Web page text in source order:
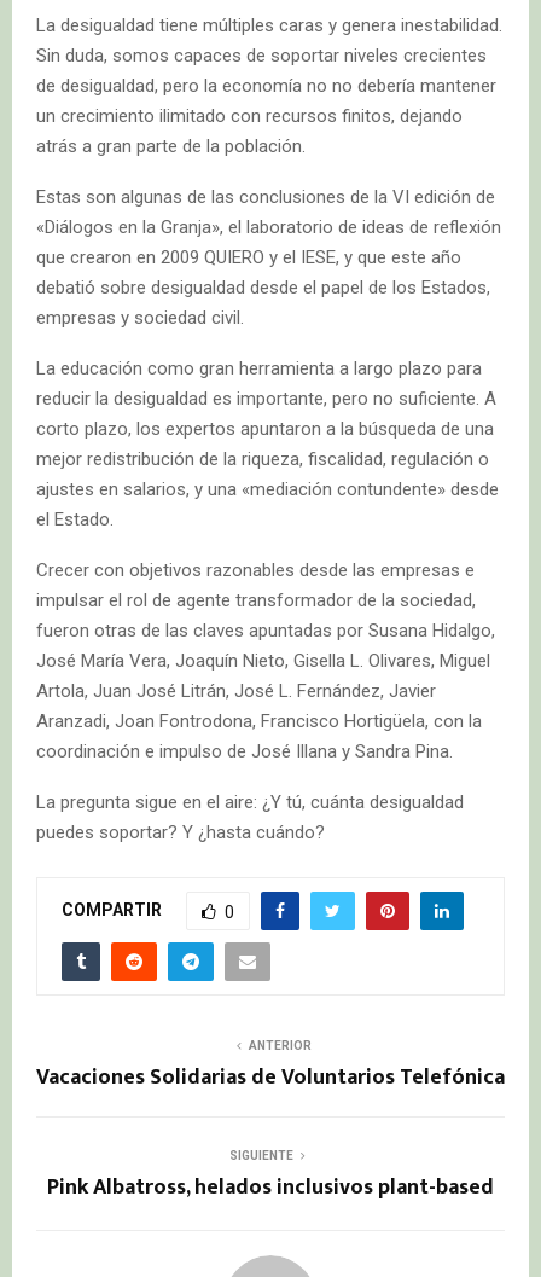
La desigualdad tiene múltiples caras y genera inestabilidad.
Sin duda, somos capaces de soportar niveles crecientes
de desigualdad, pero la economía no no debería mantener
un crecimiento ilimitado con recursos finitos, dejando
atrás a gran parte de la población.
Estas son algunas de las conclusiones de la VI edición de
«Diálogos en la Granja», el laboratorio de ideas de reflexión
que crearon en 2009 QUIERO y el IESE, y que este año
debatió sobre desigualdad desde el papel de los Estados,
empresas y sociedad civil.
La educación como gran herramienta a largo plazo para
reducir la desigualdad es importante, pero no suficiente. A
corto plazo, los expertos apuntaron a la búsqueda de una
mejor redistribución de la riqueza, fiscalidad, regulación o
ajustes en salarios, y una «mediación contundente» desde
el Estado.
Crecer con objetivos razonables desde las empresas e
impulsar el rol de agente transformador de la sociedad,
fueron otras de las claves apuntadas por Susana Hidalgo,
José María Vera, Joaquín Nieto, Gisella L. Olivares, Miguel
Artola, Juan José Litrán, José L. Fernández, Javier
Aranzadi, Joan Fontrodona, Francisco Hortigüela, con la
coordinación e impulso de José Illana y Sandra Pina.
La pregunta sigue en el aire: ¿Y tú, cuánta desigualdad
puedes soportar? Y ¿hasta cuándo?
COMPARTIR 0
ANTERIOR
Vacaciones Solidarias de Voluntarios Telefónica
SIGUIENTE
Pink Albatross, helados inclusivos plant-based